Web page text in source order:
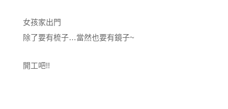
女孩家出門
除了要有梳子…當然也要有鏡子~
開工吧!!